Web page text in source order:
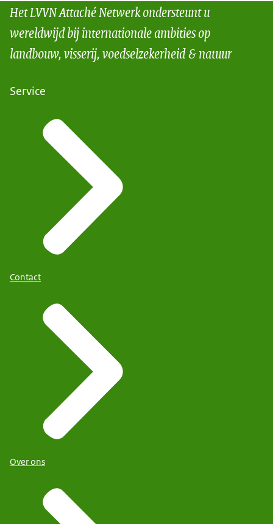
Het LVVN Attaché Netwerk ondersteunt u
wereldwijd bij internationale ambities op
landbouw, visserij, voedselzekerheid & natuur
Service
Contact
Over ons